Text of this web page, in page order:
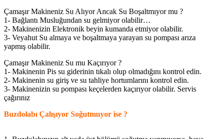
Çamaşır Makineniz Su Alıyor Ancak Su Boşaltmıyor mu ?
1- Bağlantı Musluğundan su gelmiyor olabilir…
2- Makinenizin Elektronik beyin kumanda etmiyor olabilir.
3- Veyahut Su almaya ve boşaltmaya yarayan su pompası arıza
yapmış olabilir.
Çamaşır Makineniz Su mu Kaçırıyor ?
1- Makinenin Pis su giderinin tıkalı olup olmadığını kontrol edin.
2- Makinenin su giriş ve su tahliye hortumlarını kontrol edin.
3- Makinenizin su pompası keçelerden kaçırıyor olabilir. Servis
çağırınız
Buzdolabı Çalışıyor Soğutmuyor ise ?